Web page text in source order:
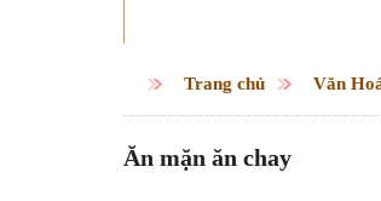
Trang chủ Văn
Ăn mặn ăn chay